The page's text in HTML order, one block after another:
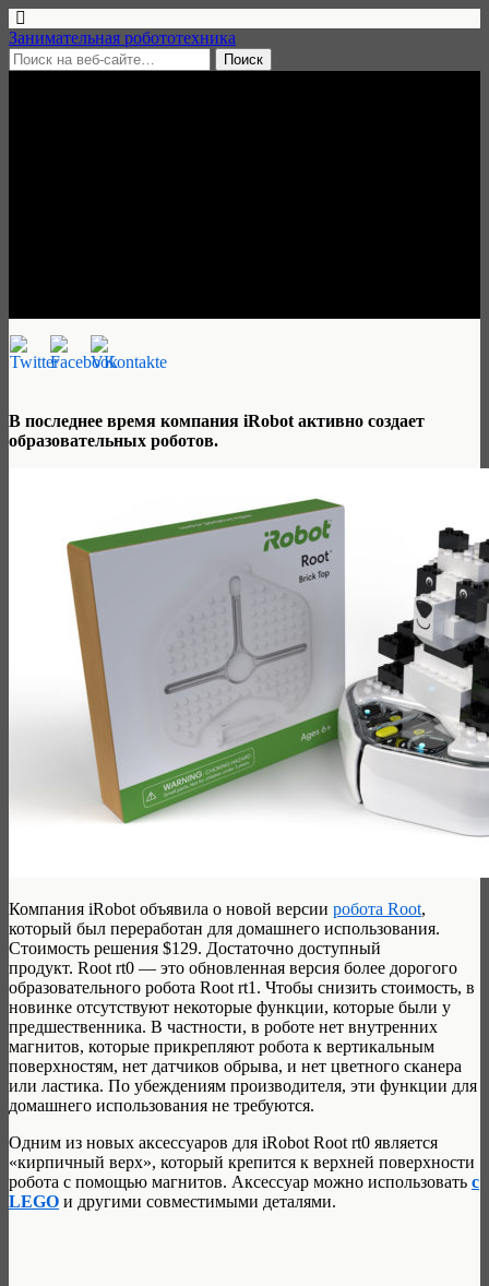
Занимательная робототехника
В последнее время компания iRobot активно создает
образовательных роботов.
Компания iRobot объявила о новой версии робота Root,
который был переработан для домашнего использования.
Стоимость решения $129. Достаточно доступный
продукт. Root rt0 — это обновленная версия более дорогого
образовательного робота Root rt1. Чтобы снизить стоимость, в
новинке отсутствуют некоторые функции, которые были у
предшественника. В частности, в роботе нет внутренних
магнитов, которые прикрепляют робота к вертикальным
поверхностям, нет датчиков обрыва, и нет цветного сканера
или ластика. По убеждениям производителя, эти функции для
домашнего использования не требуются.
Одним из новых аксессуаров для iRobot Root rt0 является
«кирпичный верх», который крепится к верхней поверхности
робота с помощью магнитов. Аксессуар можно использовать с
LEGO и другими совместимыми деталями.